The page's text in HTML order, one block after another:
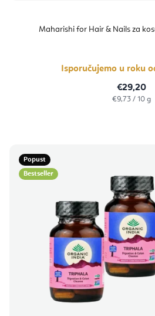
Maharishi for Hair & Nails za
Isporučujemo u roku
€29,20
Izračunaj
€9,73 / 10 g
Popust
Bestseller